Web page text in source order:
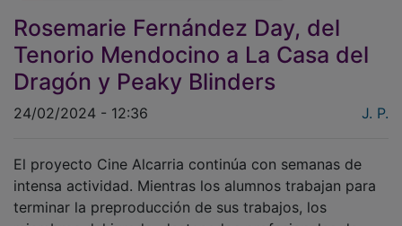
Rosemarie Fernández Day, del
Tenorio Mendocino a La Casa del
Dragón y Peaky Blinders
24/02/2024 - 12:36
intensa actividad. Mientras los alumnos trabajan para
terminar la preproducción de sus trabajos, los
miembros del jurado, destacados profesionales de